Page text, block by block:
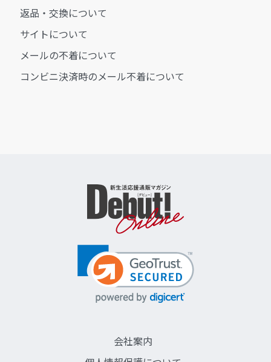
返品・交換について
サイトについて
メールの不着について
コンビニ決済時のメール不着について
会社案内